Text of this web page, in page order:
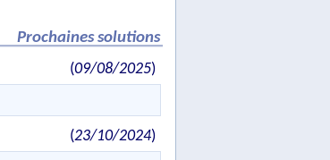
Prochaines solutions
(09/08/2025)
(23/10/2024)